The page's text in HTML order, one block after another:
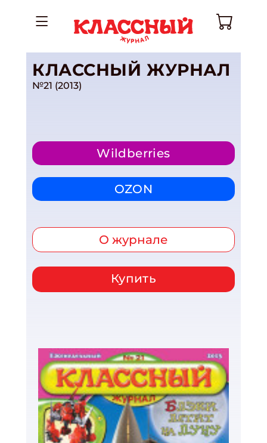
КЛАССНЫЙ ЖУРНАЛ
№21 (2013)
Wildberries
OZON
О журнале
Купить